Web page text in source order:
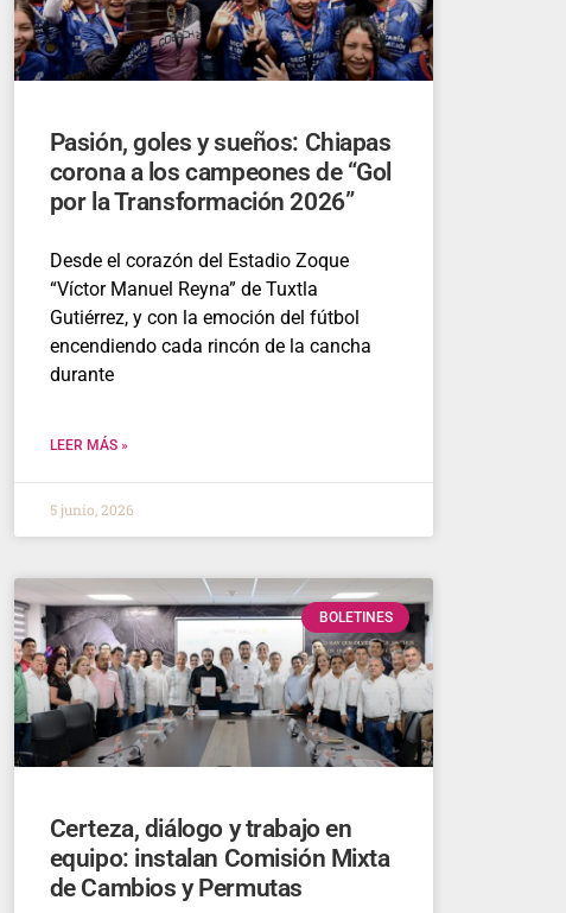
Pasión, goles y sueños: Chiapas
corona a los campeones de “Gol
por la Transformación 2026”
Desde el corazón del Estadio Zoque
“Víctor Manuel Reyna” de Tuxtla
Gutiérrez, y con la emoción del fútbol
encendiendo cada rincón de la cancha
durante
LEER MÁS »
5 junio, 2026
BOLETINES
Certeza, diálogo y trabajo en
equipo: instalan Comisión Mixta
de Cambios y Permutas